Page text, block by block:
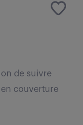
de suivre
couverture